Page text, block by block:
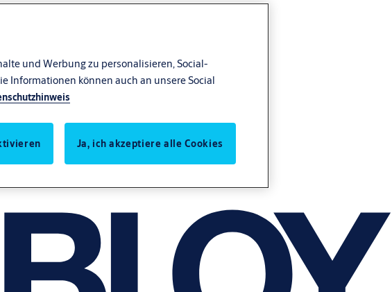
und Werbung zu personalisieren, Social-
Informationen können auch an unsere Social
Ja, ich akzeptiere alle Cookies